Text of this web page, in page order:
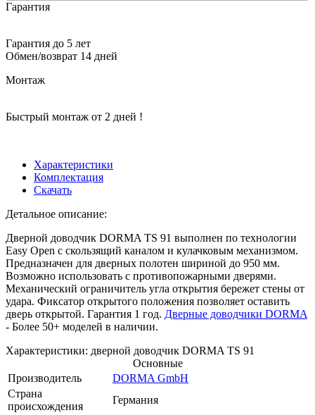
Гарантия
Гарантия до 5 лет
Обмен/возврат 14 дней
Монтаж
Быстрый монтаж от 2 дней !
Характеристики
Комплектация
Скачать
Детальное описание:
Дверной доводчик DORMA TS 91 выполнен по технологии
Easy Open с скользящий каналом и кулачковым механизмом.
Предназначен для дверных полотен шириной до 950 мм.
Возможно использовать с противопожарными дверями.
Механический ограничитель угла открытия бережет стены от
удара. Фиксатор открытого положения позволяет оставить
дверь открытой. Гарантия 1 год. Дверные доводчики DORMA
- Более 50+ моделей в наличии.
Характеристики: дверной доводчик DORMA TS 91
Основные
Производитель
DORMA GmbH
Страна
происхождения
Германия